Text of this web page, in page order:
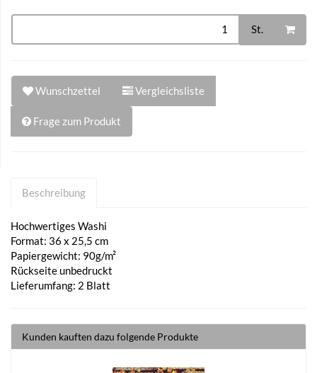
St.
Wunschzettel Vergleichsliste
Frage zum Produkt
Beschreibung
Hochwertiges Washi
Format: 36 x 25,5 cm
Papiergewicht: 90g/m²
Rückseite unbedruckt
Lieferumfang: 2 Blatt
Kunden kauften dazu folgende Produkte